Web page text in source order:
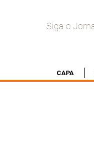
Siga o
CAPA